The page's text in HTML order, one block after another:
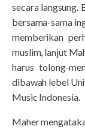
secara langsung.
bersama-sama
memberikan
muslim, lanjut
harus tolong-
dibawah lebel
Music Indonesia.
Maher